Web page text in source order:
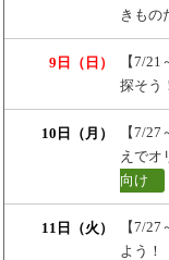
きもの
9日（日）
【7/
探そう
10日（月）
【7/
えでオ
向け
11日（火）
【7/
よう！